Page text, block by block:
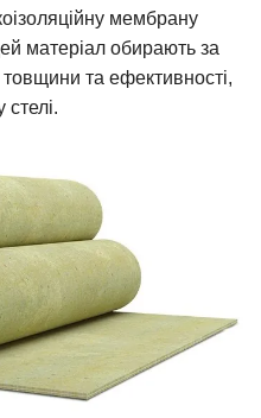
мембрану
матеріал обирають за
та ефективності,